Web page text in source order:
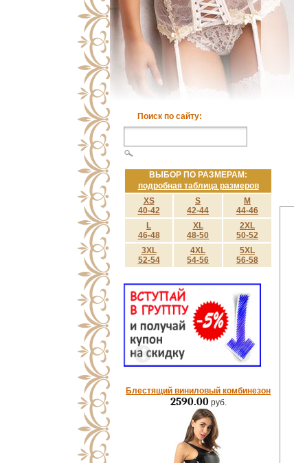
Поиск по сайту:
ВЫБОР ПО РАЗМЕРАМ:
подробная таблица размеров
XS
40-42
S
42-44
M
44-46
L
46-48
XL
48-50
2XL
50-52
3XL
52-54
4XL
54-56
5XL
56-58
Блестящий виниловый комбинезон
2590.00руб.